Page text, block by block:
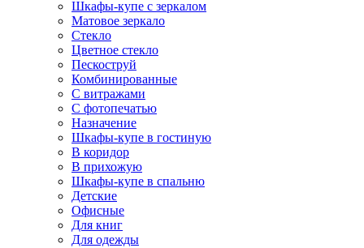
Шкафы-купе с зеркалом
Матовое зеркало
Стекло
Цветное стекло
Пескоструй
Комбинированные
С витражами
С фотопечатью
Назначение
Шкафы-купе в гостиную
В коридор
В прихожую
Шкафы-купе в спальню
Детские
Офисные
Для книг
Для одежды